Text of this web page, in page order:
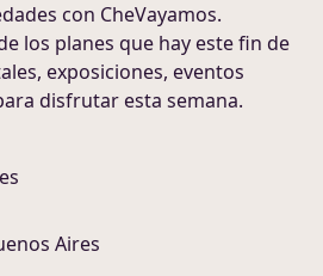
con CheVayamos.
los planes que hay este fin de
exposiciones, eventos
disfrutar esta semana.
Aires